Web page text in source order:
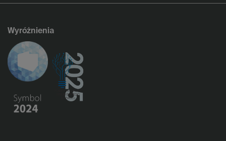
Wyróżnienia